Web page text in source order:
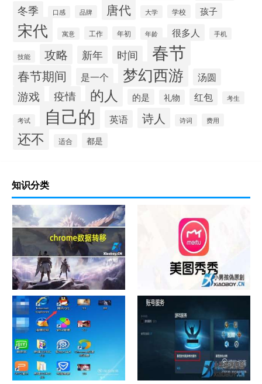
冬季 口感 品牌 唐代 大学 学校 孩子
宋代 寓意 工作 年初 年龄 很多人 手机
技能 攻略 新年 时间 春节
春节期间 是一个 梦幻西游 汤圆
游戏 疫情 的人 的是 礼物 红包 考生
考试 自己的 英语 诗人 诗词 费用
还不 适合 都是
知识分类
chrome数据转移 怎样给照片换背景